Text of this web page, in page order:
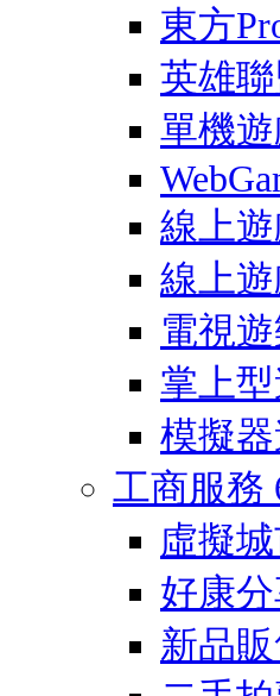
東方
英雄
單機
線上遊
線上
電視
掌上
模擬
工商服務
虛擬
好康
新品販